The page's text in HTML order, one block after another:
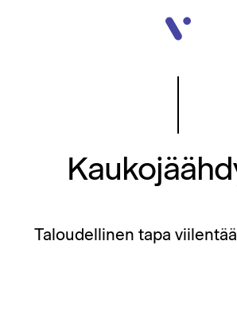
Vatajankoski
Taloudellinen tapa